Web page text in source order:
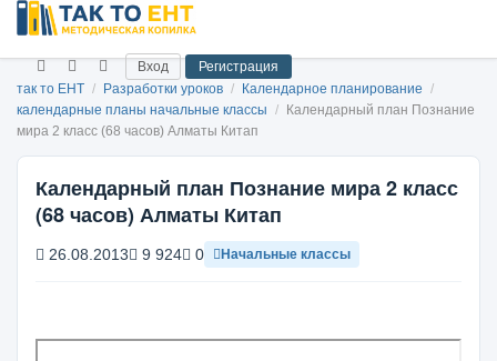
Вход
Регистрация
так то ЕНТ / Разработки уроков / Календарное планирование /
календарные планы начальные классы /
Календарный план Познание
мира 2 класс (68 часов) Алматы Китап
Календарный план Познание мира 2 класс
(68 часов) Алматы Китап
26.08.2013 9 924 0 Начальные классы